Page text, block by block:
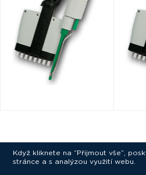
Když kliknete na “Přijmout vše”,
stránce a s analýzou využití webu.